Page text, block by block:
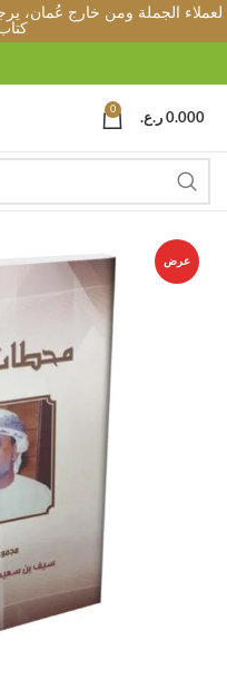
لعملاء الجملة ومن خارج عُمان،
0
0.000 ر.ع.
عرض